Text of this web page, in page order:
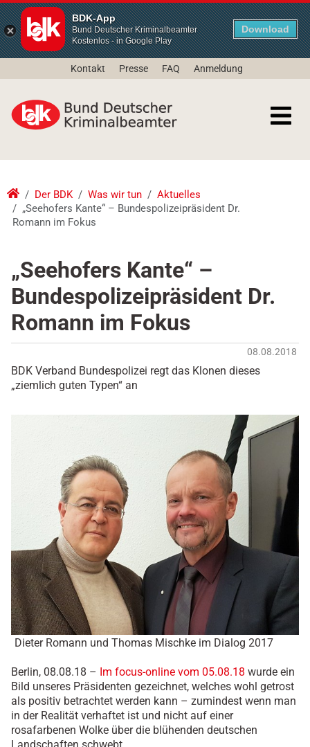
BDK-App
Bund Deutscher Kriminalbeamter
Kostenlos - in Google Play
Download
Kontakt Presse FAQ Anmeldung
Der BDK Was wir tun
Aktuelles
„Seehofers Kante“ – Bundespolizeipräsident Dr.
Romann im Fokus
„Seehofers Kante“ –
Bundespolizeipräsident Dr.
Romann im Fokus
08.08.2018
BDK Verband Bundespolizei regt das Klonen dieses
„ziemlich guten Typen“ an
Dieter Romann und Thomas Mischke im Dialog 2017
Berlin, 08.08.18 – Im focus-online vom 05.08.18 wurde ein
Bild unseres Präsidenten gezeichnet, welches wohl getrost
als positiv betrachtet werden kann – zumindest wenn man
in der Realität verhaftet ist und nicht auf einer
rosafarbenen Wolke über die blühenden deutschen